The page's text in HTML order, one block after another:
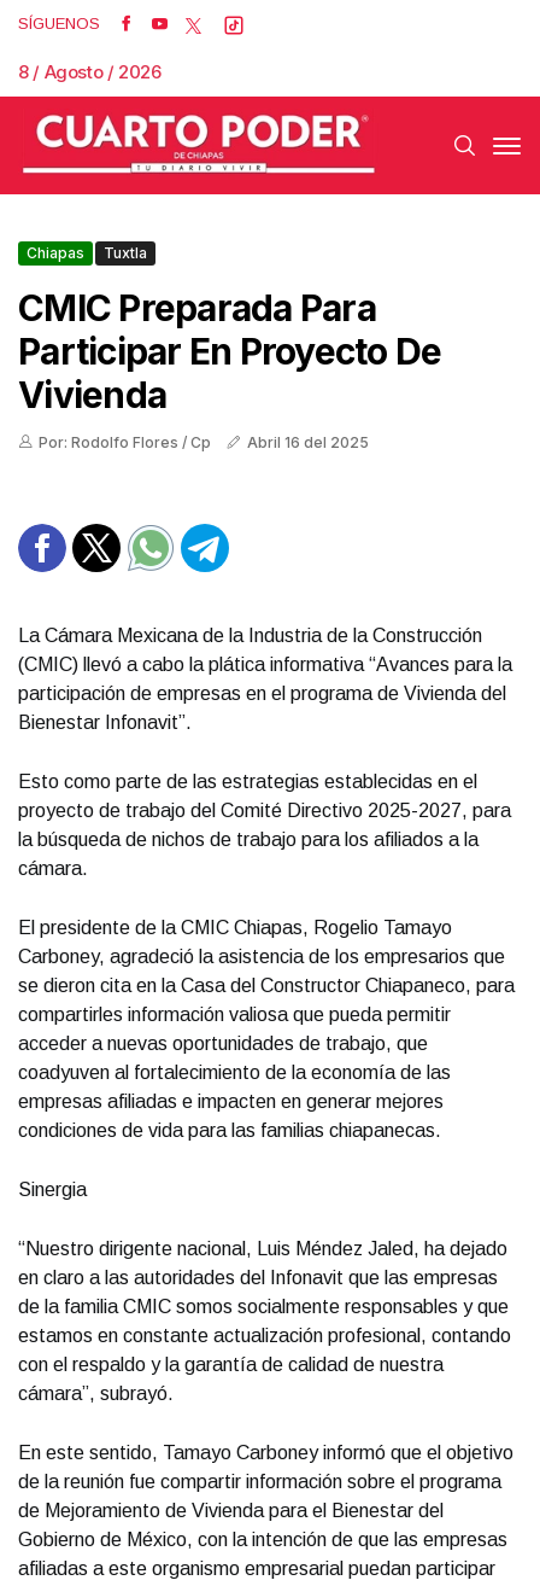
SÍGUENOS
8 / Agosto / 2026
Chiapas Tuxtla
CMIC Preparada Para
Participar En Proyecto De
Vivienda
Por: Rodolfo Flores / Cp Abril 16 del 2025
La Cámara Mexicana de la Industria de la Construcción
(CMIC) llevó a cabo la plática informativa “Avances para la
participación de empresas en el programa de Vivienda del
Bienestar Infonavit”.
Esto como parte de las estrategias establecidas en el
proyecto de trabajo del Comité Directivo 2025-2027, para
la búsqueda de nichos de trabajo para los afiliados a la
cámara.
El presidente de la CMIC Chiapas, Rogelio Tamayo
Carboney, agradeció la asistencia de los empresarios que
se dieron cita en la Casa del Constructor Chiapaneco, para
compartirles información valiosa que pueda permitir
acceder a nuevas oportunidades de trabajo, que
coadyuven al fortalecimiento de la economía de las
empresas afiliadas e impacten en generar mejores
condiciones de vida para las familias chiapanecas.
Sinergia
“Nuestro dirigente nacional, Luis Méndez Jaled, ha dejado
en claro a las autoridades del Infonavit que las empresas
de la familia CMIC somos socialmente responsables y que
estamos en constante actualización profesional, contando
con el respaldo y la garantía de calidad de nuestra
cámara”, subrayó.
En este sentido, Tamayo Carboney informó que el objetivo
de la reunión fue compartir información sobre el programa
de Mejoramiento de Vivienda para el Bienestar del
Gobierno de México, con la intención de que las empresas
afiliadas a este organismo empresarial puedan participar